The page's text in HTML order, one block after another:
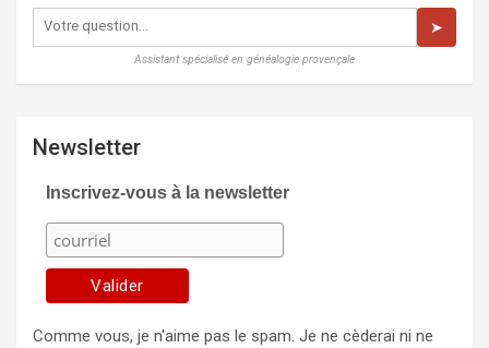
➤
Assistant spécialisé en généalogie provençale
Newsletter
Inscrivez-vous à la newsletter
Comme vous, je n'aime pas le spam. Je ne cèderai ni ne